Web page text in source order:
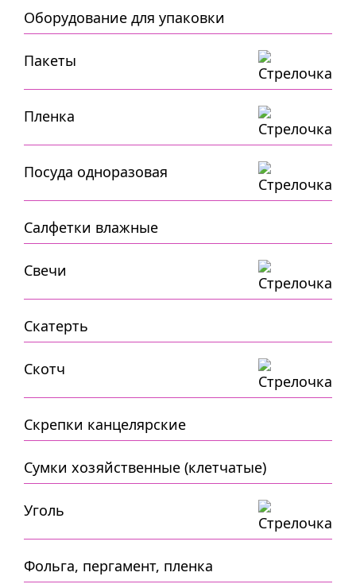
Оборудование для упаковки
Пакеты
Пленка
Посуда одноразовая
Салфетки влажные
Свечи
Скатерть
Скотч
Скрепки канцелярские
Сумки хозяйственные (клетчатые)
Уголь
Фольга, пергамент, пленка